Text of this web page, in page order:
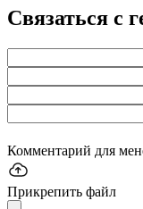
Связаться с
Комментарий для
Прикрепить файл